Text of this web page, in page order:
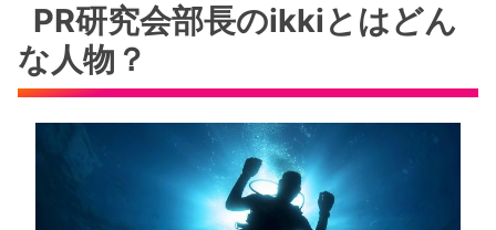
PR研究会部長のikkiとはどん
な人物？